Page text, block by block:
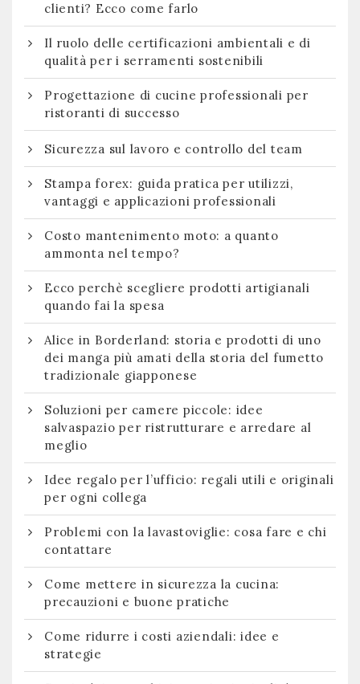
clienti? Ecco come farlo
Il ruolo delle certificazioni ambientali e di
qualità per i serramenti sostenibili
Progettazione di cucine professionali per
ristoranti di successo
Sicurezza sul lavoro e controllo del team
Stampa forex: guida pratica per utilizzi,
vantaggi e applicazioni professionali
Costo mantenimento moto: a quanto
ammonta nel tempo?
Ecco perchè scegliere prodotti artigianali
quando fai la spesa
Alice in Borderland: storia e prodotti di uno
dei manga più amati della storia del fumetto
tradizionale giapponese
Soluzioni per camere piccole: idee
salvaspazio per ristrutturare e arredare al
meglio
Idee regalo per l’ufficio: regali utili e originali
per ogni collega
Problemi con la lavastoviglie: cosa fare e chi
contattare
Come mettere in sicurezza la cucina:
precauzioni e buone pratiche
Come ridurre i costi aziendali: idee e
strategie